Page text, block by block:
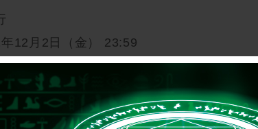
12月2日（金） 23:59